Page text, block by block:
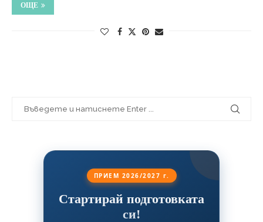
ОЩЕ
ПРИЕМ 2026/2027 г.
Стартирай подготовката
си!